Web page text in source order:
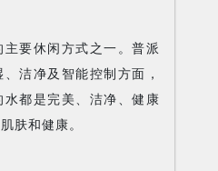
要休闲方式之一。普派
洁净及智能控制方面，
都是完美、洁净、健康
肤和健康。